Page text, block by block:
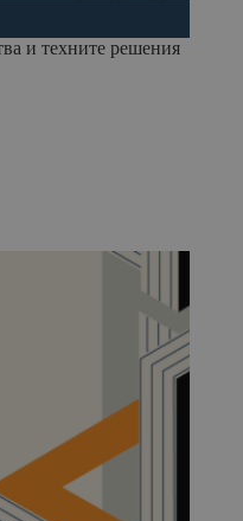
и техните решения